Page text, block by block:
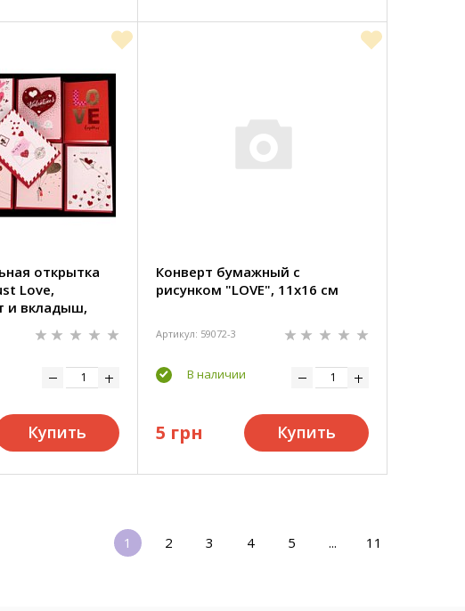
открытка
Love,
и вкладыш,
Купить
Конверт бумажный с
рисунком "LOVE", 11x16 см
Артикул: 59072-3
В наличии
5 грн Купить
1 2 3 4 5 ... 11